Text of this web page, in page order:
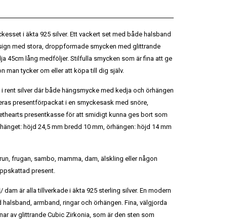
i äkta 925 silver. Ett vackert set med både halsband
med stora, droppformade smycken med glittrande
45cm lång medföljer. Stilfulla smycken som är fina att ge
man tycker om eller att köpa till dig själv.
rent silver där både hängsmycke med kedja och örhängen
presentförpackat i en smyckesask med snöre,
presentkasse för att smidigt kunna ges bort som
höjd 24,5 mm bredd 10 mm, örhängen: höjd 14 mm
frugan, sambo, mamma, dam, älskling eller någon
present.
dam är alla tillverkade i äkta 925 sterling silver. En modern
armband, ringar och örhängen. Fina, välgjorda
av glittrande Cubic Zirkonia, som är den sten som